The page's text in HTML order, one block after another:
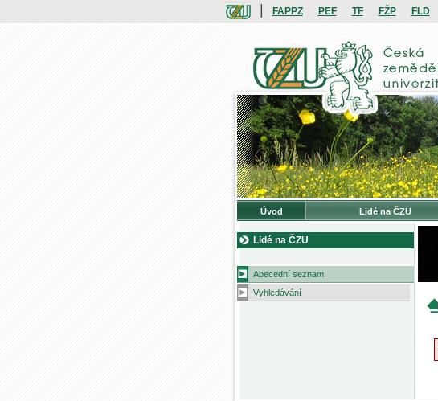
FAPPZ PEF TF FŽP FLD
Úvod Lidé na ČZU
Lidé na ČZU
Abecední seznam
Vyhledávání